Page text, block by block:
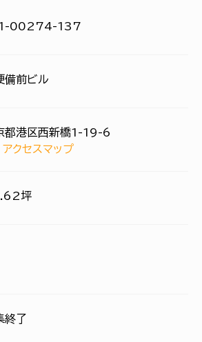
00274-137
備前ビル
都港区西新橋1-19-6
アクセスマップ
坪
終了